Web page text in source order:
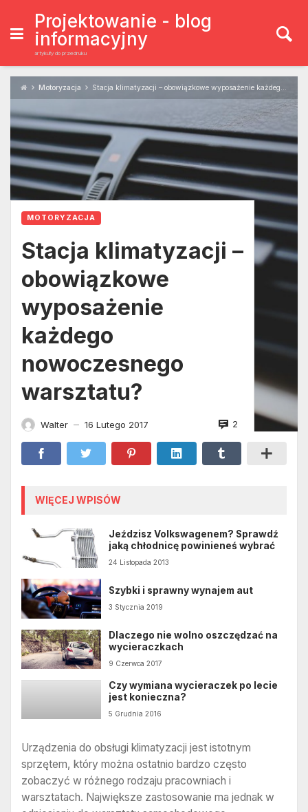
content
Projektowanie - blog
informacyjny
artykuły do przedruku
Motoryzacja Stacja klimatyzacji – obowiązkowe wyposażenie każdego nowoczesnego warsztatu?
MOTORYZACJA
Stacja klimatyzacji –
obowiązkowe
wyposażenie
każdego
nowoczesnego
warsztatu?
Walter — 16 Lutego 2017 2
WIĘCEJ WPISÓW
Jeździsz Volkswagenem? Sprawdź
jaką chłodnicę powinieneś wybrać
24 Listopada 2013
Szybki i sprawny wynajem aut
3 Stycznia 2019
Dlaczego nie wolno oszczędzać na
wycieraczkach
9 Czerwca 2017
Czy wymiana wycieraczek po lecie
jest konieczna?
5 Grudnia 2016
Urządzenia do obsługi klimatyzacji jest istotnym
sprzętem, który można ostatnio bardzo często
zobaczyć w różnego rodzaju pracowniach i
warsztatach. Największe zastosowanie ma jednak w